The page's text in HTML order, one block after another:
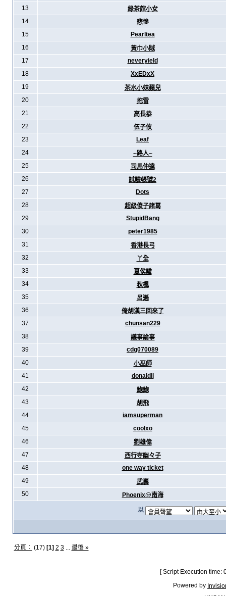
13
綠茶館小女
14
悲慘
15
Pearltea
16
黃巾小賊
17
neveryield
18
XxEDxX
19
茶水小妹蘋兒
20
拖雷
21
高長恭
22
伍子攸
23
Leaf
24
~路人~
25
司馬仲達
26
試驗帳號2
27
Dots
28
超級傻子諸葛
29
StupidBang
30
peter1985
31
香港長弓
32
丫全
33
夏侯駿
34
秋楓
35
呂遜
36
俺胡漢三回來了
37
chunsan229
38
議事論事
39
cdg070089
40
小巫師
41
donaldli
42
鮑鮑
43
胡飛
44
iamsuperman
45
coolxo
46
劉雄偉
47
西行寺幽々子
48
one way ticket
49
武襄
50
Phoenix@南海
以
分頁： (17) [1] 2 3... 最後 »
[ Script Execution
Powered by